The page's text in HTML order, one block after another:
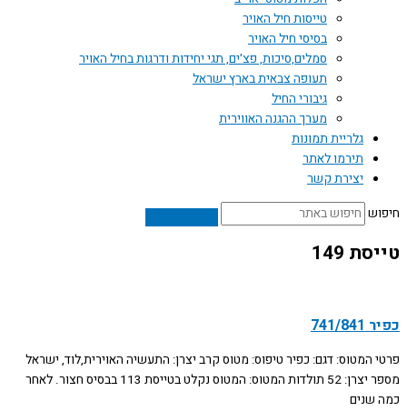
טייסות חיל האויר
בסיסי חיל האויר
סמלים,סיכות, פצ'ים, תגי יחידות ודרגות בחיל האויר
תעופה צבאית בארץ ישראל
גיבורי החיל
מערך ההגנה האווירית
גלריית תמונות
תירמו לאתר
יצירת קשר
חיפוש
טייסת 149
כפיר 741/841
פרטי המטוס: דגם: כפיר טיפוס: מטוס קרב יצרן: התעשיה האוירית,לוד, ישראל
מספר יצרן: 52 תולדות המטוס: המטוס נקלט בטייסת 113 בבסיס חצור. לאחר
כמה שנים